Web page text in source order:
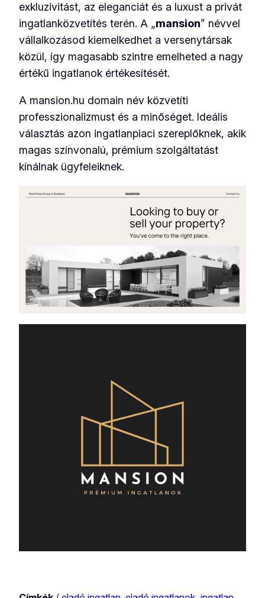
exkluzivitást, az eleganciát és a luxust a privát
ingatlanközvetítés terén. A „mansion” névvel
vállalkozásod kiemelkedhet a versenytársak
közül, így magasabb szintre emelheted a nagy
értékű ingatlanok értékesítését.
A mansion.hu domain név közvetíti
professzionalizmust és a minőséget. Ideális
választás azon ingatlanpiaci szereplőknek, akik
magas színvonalú, prémium szolgáltatást
kínálnak ügyfeleiknek.